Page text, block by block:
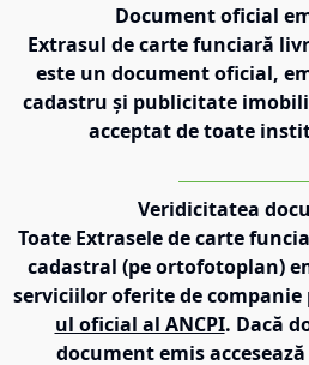
Document oficial
Extrasul de carte funciară
este un document oficial,
cadastru și publicitate
acceptat de toate
Veridicitatea
Toate Extrasele de carte
cadastral (pe ortofotoplan)
serviciilor oferite de
ul oficial al ANCPI. Dacă
document emis